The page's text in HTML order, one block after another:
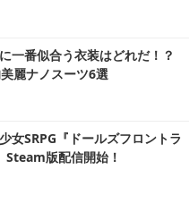
一番似合う衣装はどれだ！？
麗ナノスーツ6選
女SRPG『ドールズフロントラ
Steam版配信開始！